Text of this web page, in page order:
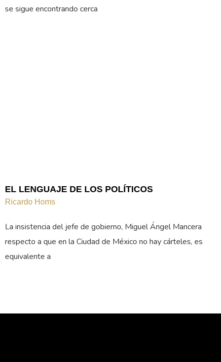
se sigue encontrando cerca
EL LENGUAJE DE LOS POLÍTICOS
Ricardo Homs
La insistencia del jefe de gobierno, Miguel Ángel Mancera
respecto a que en la Ciudad de México no hay cárteles, es
equivalente a